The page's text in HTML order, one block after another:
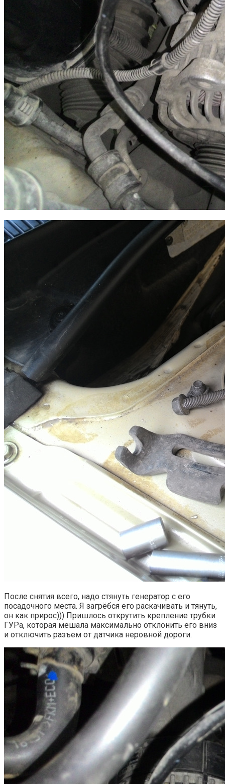
После снятия всего, надо стянуть генератор с его
посадочного места. Я загрёбся его раскачивать и тянуть,
он как прирос))) Пришлось открутить крепление трубки
ГУРа, которая мешала максимально отклонить его вниз
и отключить разъем от датчика неровной дороги.